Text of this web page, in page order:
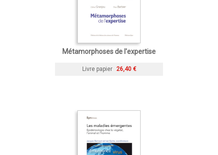
Métamorphoses de l'expertise
Livre papier 26,40 €